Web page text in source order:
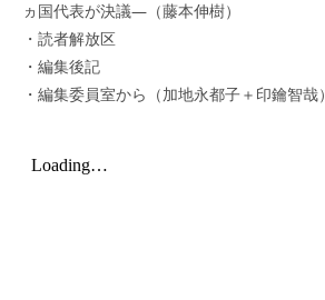
ヵ国代表が決議―（藤本伸樹）
・読者解放区
・編集後記
・編集委員室から（加地永都子＋印鑰智哉）